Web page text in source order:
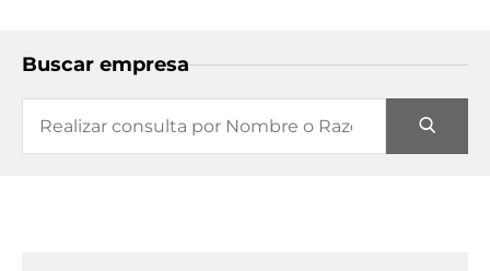
Buscar empresa